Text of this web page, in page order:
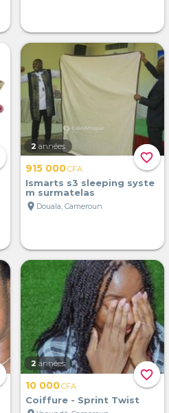
favorite_border
2 années
915 000CFA
Ismarts s3 sleeping syste
m surmatelas
location_on Douala, Cameroun
favorite_border
2 années
10 000CFA
Coiffure - Sprint Twist